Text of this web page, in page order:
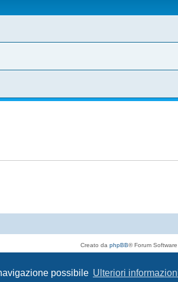
possibile Ulteriori
Creato da phpBB® Forum